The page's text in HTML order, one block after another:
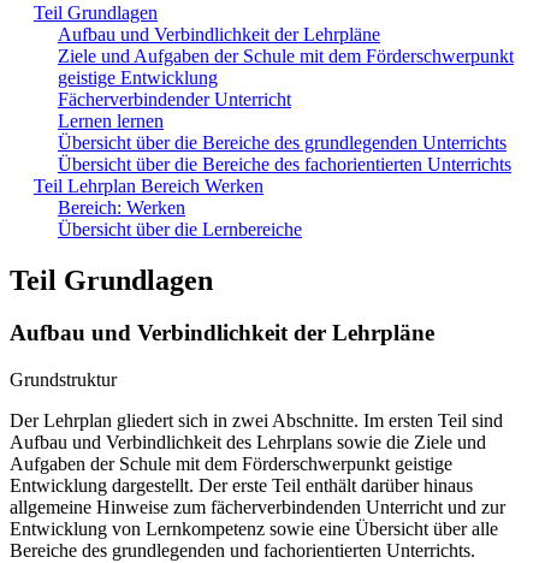
Teil Grundlagen
Aufbau und Verbindlichkeit der Lehrpläne
Ziele und Aufgaben der Schule mit dem Förderschwerpunkt
geistige Entwicklung
Fächerverbindender Unterricht
Lernen lernen
Übersicht über die Bereiche des grundlegenden Unterrichts
Übersicht über die Bereiche des fachorientierten Unterrichts
Teil Lehrplan Bereich Werken
Bereich: Werken
Übersicht über die Lernbereiche
Teil Grundlagen
Aufbau und Verbindlichkeit der Lehrpläne
Grundstruktur
Der Lehrplan gliedert sich in zwei Abschnitte. Im ersten Teil sind
Aufbau und Verbindlichkeit des Lehrplans sowie die Ziele und
Aufgaben der Schule mit dem Förderschwerpunkt geistige
Entwicklung dargestellt. Der erste Teil enthält darüber hinaus
allgemeine Hinweise zum fächerverbindenden Unterricht und zur
Entwicklung von Lernkompetenz sowie eine Übersicht über alle
Bereiche des grundlegenden und fachorientierten Unterrichts.